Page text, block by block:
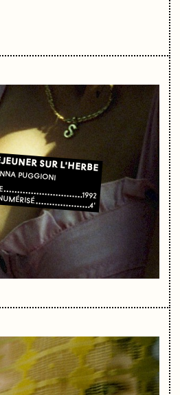
SUR L'HERBE
PUGGIONI
1992
4'